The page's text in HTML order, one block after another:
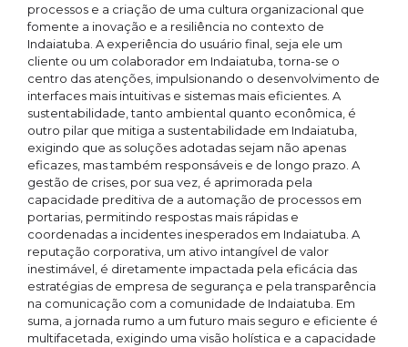
processos e a criação de uma cultura organizacional que
fomente a inovação e a resiliência no contexto de
Indaiatuba. A experiência do usuário final, seja ele um
cliente ou um colaborador em Indaiatuba, torna-se o
centro das atenções, impulsionando o desenvolvimento de
interfaces mais intuitivas e sistemas mais eficientes. A
sustentabilidade, tanto ambiental quanto econômica, é
outro pilar que mitiga a sustentabilidade em Indaiatuba,
exigindo que as soluções adotadas sejam não apenas
eficazes, mas também responsáveis e de longo prazo. A
gestão de crises, por sua vez, é aprimorada pela
capacidade preditiva de a automação de processos em
portarias, permitindo respostas mais rápidas e
coordenadas a incidentes inesperados em Indaiatuba. A
reputação corporativa, um ativo intangível de valor
inestimável, é diretamente impactada pela eficácia das
estratégias de empresa de segurança e pela transparência
na comunicação com a comunidade de Indaiatuba. Em
suma, a jornada rumo a um futuro mais seguro e eficiente é
multifacetada, exigindo uma visão holística e a capacidade